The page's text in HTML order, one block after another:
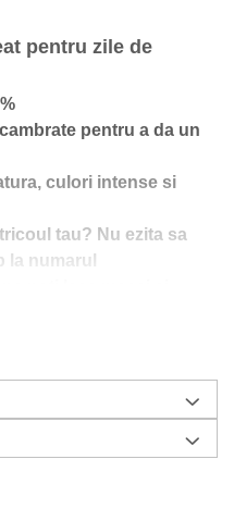
pentru zile de
pentru a da un
culori intense si
tau? Nu ezita sa
la numarul
a va asigura ca